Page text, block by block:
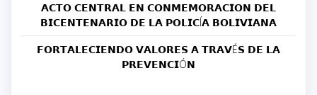
𝗔𝗖𝗧𝗢 𝗖𝗘𝗡𝗧𝗥𝗔𝗟 𝗘𝗡 𝗖𝗢𝗡𝗠𝗘𝗠𝗢𝗥𝗔𝗖𝗜𝗢𝗡 𝗗𝗘𝗟
𝗕𝗜𝗖𝗘𝗡𝗧𝗘𝗡𝗔𝗥𝗜𝗢 𝗗𝗘 𝗟𝗔 𝗣𝗢𝗟𝗜𝗖Í𝗔 𝗕𝗢𝗟𝗜𝗩𝗜𝗔𝗡𝗔
𝗙𝗢𝗥𝗧𝗔𝗟𝗘𝗖𝗜𝗘𝗡𝗗𝗢 𝗩𝗔𝗟𝗢𝗥𝗘𝗦 𝗔 𝗧𝗥𝗔𝗩É𝗦 𝗗𝗘 𝗟𝗔
𝗣𝗥𝗘𝗩𝗘𝗡𝗖𝗜Ó𝗡